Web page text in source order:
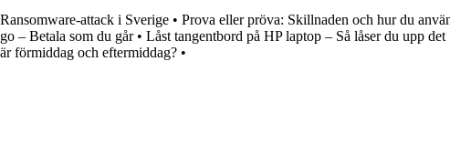
Ransomware-attack i Sverige • Prova eller pröva: Skillnaden och hur du
go – Betala som du går• Låst tangentbord på HP laptop – Så låser du upp det
är förmiddag och eftermiddag? •